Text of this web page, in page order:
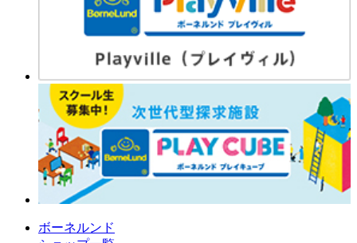
ボーネルンド